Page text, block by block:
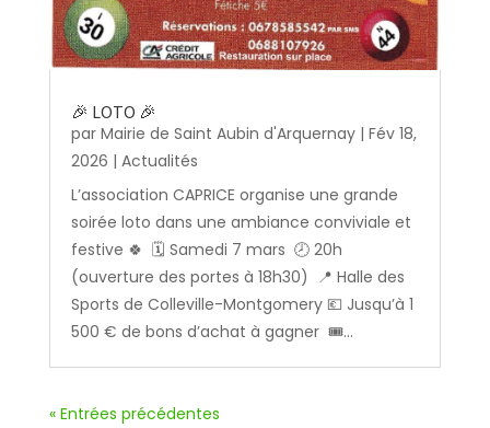
🎉 LOTO 🎉
par Mairie de Saint Aubin d'Arquernay| Fév 18,
2026 | Actualités
L’association CAPRICE organise une grande
soirée loto dans une ambiance conviviale et
festive 🍀 🗓️ Samedi 7 mars 🕗 20h
(ouverture des portes à 18h30) 📍 Halle des
Sports de Colleville-Montgomery 💶 Jusqu’à 1
500 € de bons d’achat à gagner 🎟️...
« Entrées précédentes